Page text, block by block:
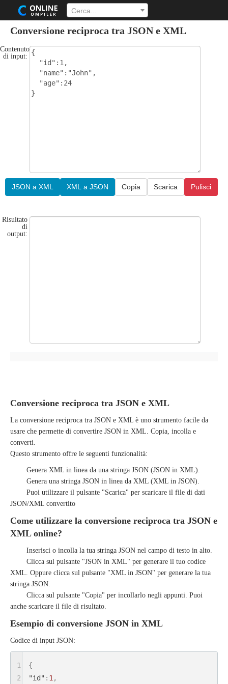
Cerca...
Conversione reciproca tra JSON e XML
Contenuto
di input:
JSON a XML XML a JSON Copia Scarica Pulisci
Risultato
di
output:
Conversione reciproca tra JSON e XML
La conversione reciproca tra JSON e XML è uno strumento facile da
usare che permette di convertire JSON in XML. Copia, incolla e
converti.
Questo strumento offre le seguenti funzionalità:
Genera XML in linea da una stringa JSON (JSON in XML).
Genera una stringa JSON in linea da XML (XML in JSON).
Puoi utilizzare il pulsante "Scarica" per scaricare il file di dati
JSON/XML convertito
Come utilizzare la conversione reciproca tra JSON e
XML online?
Inserisci o incolla la tua stringa JSON nel campo di testo in alto.
Clicca sul pulsante "JSON in XML" per generare il tuo codice
XML. Oppure clicca sul pulsante "XML in JSON" per generare la tua
stringa JSON.
Clicca sul pulsante "Copia" per incollarlo negli appunti. Puoi
anche scaricare il file di risultato.
Esempio di conversione JSON in XML
Codice di input JSON:
{
"id" : 1 ,
1
2